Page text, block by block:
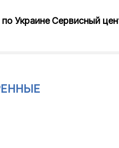
Украине Сервисный